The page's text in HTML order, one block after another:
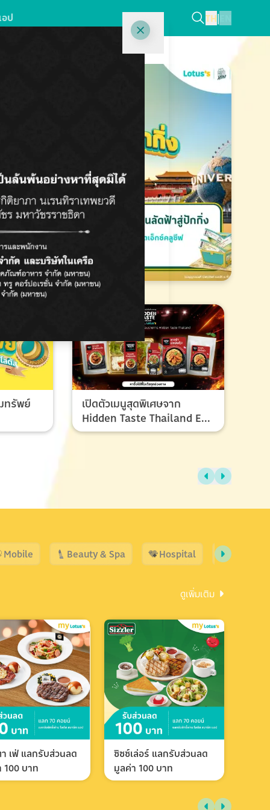
ป TH|
ทรัพย์
เปิดตัวเมนูสุดพิเศษจาก
Hidden Taste Thailand EP
8 เมนูของผู้ชนะและรองชนะ
กร
Mobile Beauty & Spa Hospital Shopping
ดูเพิ่มเติม
เฟ่ แลกรับส่วนลด
100 บาท
ซิซซ์เล่อร์ แลกรับส่วนลด
มูลค่า 100 บาท